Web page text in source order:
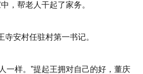
，帮老人干起了家务。
安村任驻村第一书记。
一样。”提起王拥对自己的好，董庆